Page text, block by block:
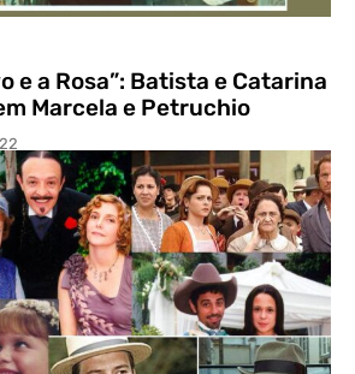
e a Rosa”: Batista e Catarina
Marcela e Petruchio